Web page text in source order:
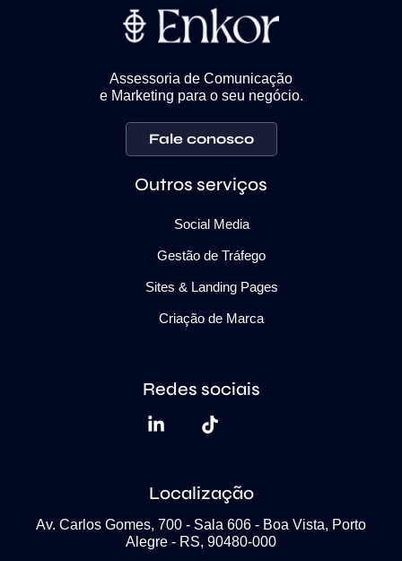
Assessoria de Comunicação
e Marketing para o seu negócio.
Fale conosco
Outros serviços
Social Media
Gestão de Tráfego
Sites & Landing Pages
Criação de Marca
Redes sociais
Localização
Av. Carlos Gomes, 700 - Sala 606 - Boa Vista, Porto
Alegre - RS, 90480-000